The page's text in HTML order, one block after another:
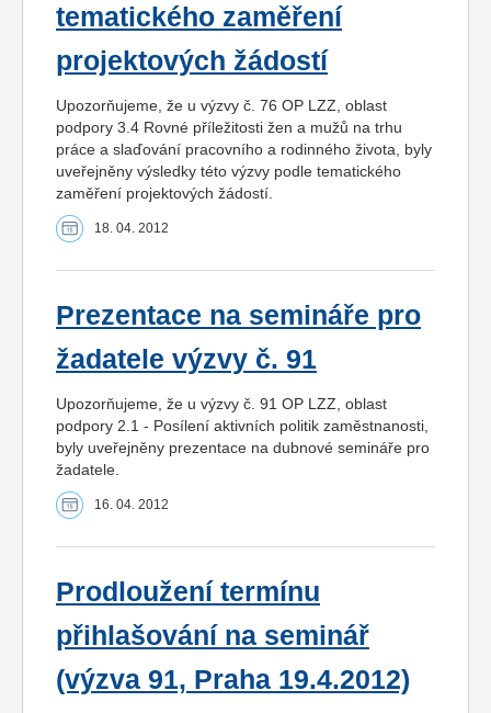
tematického zaměření
projektových žádostí
Upozorňujeme, že u výzvy č. 76 OP LZZ, oblast
podpory 3.4 Rovné příležitosti žen a mužů na trhu
práce a slaďování pracovního a rodinného života, byly
uveřejněny výsledky této výzvy podle tematického
zaměření projektových žádostí.
18. 04. 2012
Prezentace na semináře pro
žadatele výzvy č. 91
Upozorňujeme, že u výzvy č. 91 OP LZZ, oblast
podpory 2.1 - Posílení aktivních politik zaměstnanosti,
byly uveřejněny prezentace na dubnové semináře pro
žadatele.
16. 04. 2012
Prodloužení termínu
přihlašování na seminář
(výzva 91, Praha 19.4.2012)